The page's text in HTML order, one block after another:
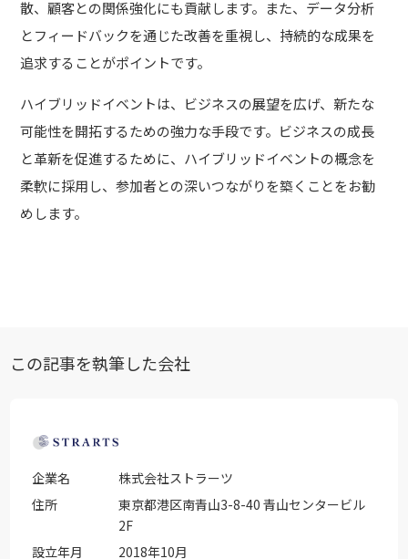
散、顧客との関係強化にも貢献します。また、データ分析
とフィードバックを通じた改善を重視し、持続的な成果を
追求することがポイントです。
ハイブリッドイベントは、ビジネスの展望を広げ、新たな
可能性を開拓するための強力な手段です。ビジネスの成長
と革新を促進するために、ハイブリッドイベントの概念を
柔軟に採用し、参加者との深いつながりを築くことをお勧
めします。
この記事を執筆した会社
企業名
株式会社ストラーツ
住所
東京都港区南青山3-8-40 青山センタービル
2F
設立年月
2018年10月